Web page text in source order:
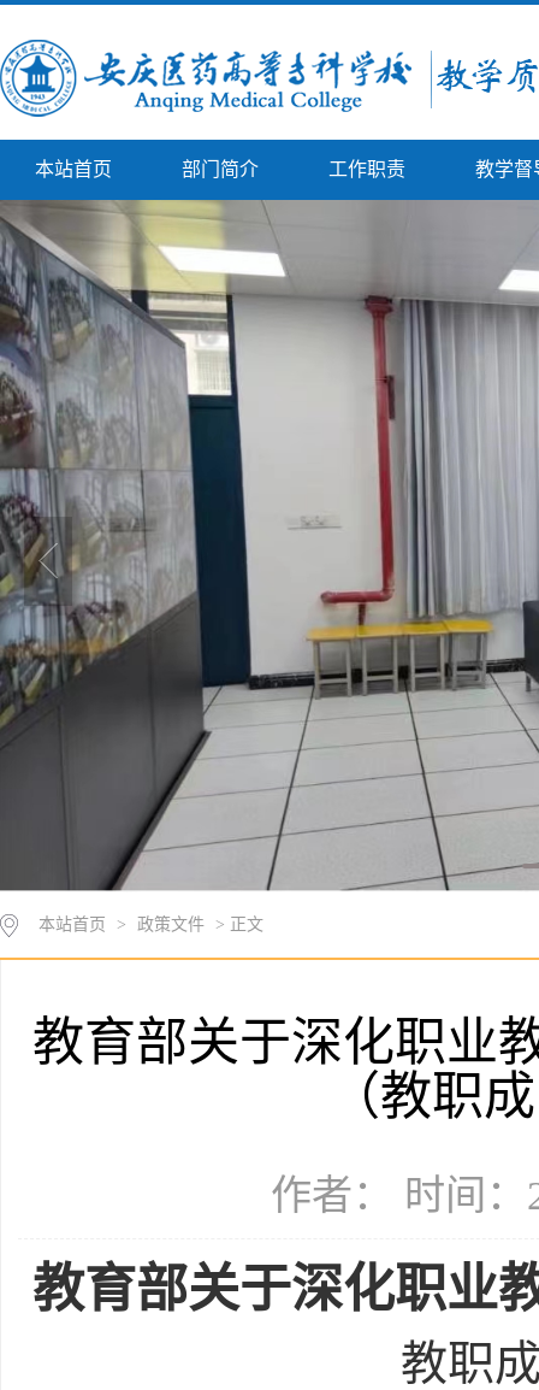
本站首页 部门简介 工作职责 教学督
本站首页 > 政策文件 > 正文
教育部关于深化职业
（教职
作者： 时间：
教育部关于深化职业
教职